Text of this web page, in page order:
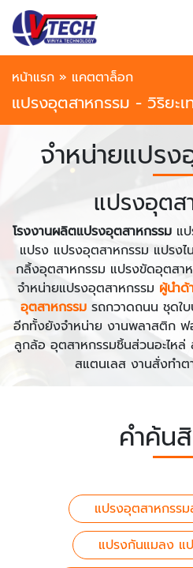
หน้าแรก » แคตตาล็อก
แปรงอุตสาหกรรม - วิริยะเ
จำหน่ายแปร
แปรงอุตส
โรงงานผลิตแปรงอุตสาหกรรม แ
แปรง แปรงอุตสาหกรรม แปรง
กลิ้งอุตสาหกรรม แปรงขัดอุตสา
จำหน่ายแปรงอุตสาหกรรม ผู้นำด้
อุตสาหกรรม รถกวาดถนน ชุดใ
อีกทั้งยังจำหน่าย งานพลาสติก ฟ
ลูกล้อ อุตสาหกรรมชิ้นส่วนอะไห
สแตนเลส งานสั่งทำ
คำค้น
แปรงอุตสาหกรรม
แปรงกันแมลง แ